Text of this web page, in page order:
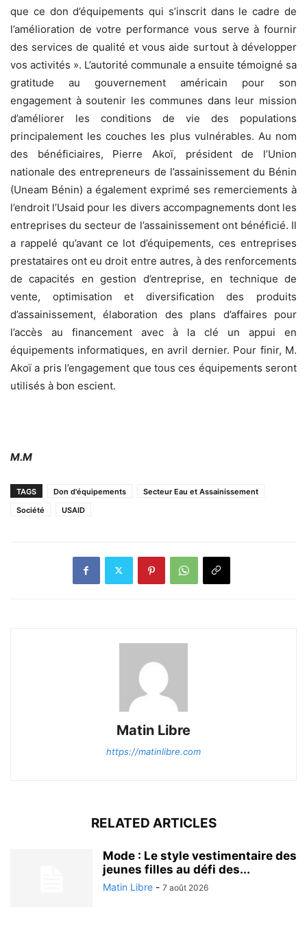
que ce don d’équipements qui s’inscrit dans le cadre de
l’amélioration de votre performance vous serve à fournir
des services de qualité et vous aide surtout à développer
vos activités ». L’autorité communale a ensuite témoigné sa
gratitude au gouvernement américain pour son
engagement à soutenir les communes dans leur mission
d’améliorer les conditions de vie des populations
principalement les couches les plus vulnérables. Au nom
des bénéficiaires, Pierre Akoï, président de l’Union
nationale des entrepreneurs de l’assainissement du Bénin
(Uneam Bénin) a également exprimé ses remerciements à
l’endroit l’Usaid pour les divers accompagnements dont les
entreprises du secteur de l’assainissement ont bénéficié. Il
a rappelé qu’avant ce lot d’équipements, ces entreprises
prestataires ont eu droit entre autres, à des renforcements
de capacités en gestion d’entreprise, en technique de
vente, optimisation et diversification des produits
d’assainissement, élaboration des plans d’affaires pour
l’accès au financement avec à la clé un appui en
équipements informatiques, en avril dernier. Pour finir, M.
Akoï a pris l’engagement que tous ces équipements seront
utilisés à bon escient.
M.M
TAGS Don d'équipements
Secteur Eau et Assainissement
Société
USAID
Matin Libre
https://matinlibre.com
RELATED ARTICLES
Mode : Le style vestimentaire des
jeunes filles au défi des...
Matin Libre - 7 août 2026